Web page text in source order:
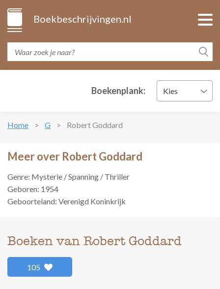
Boekbeschrijvingen.nl
Boekenplank: Kies
Home G Robert Goddard
Meer over Robert Goddard
Genre: Mysterie / Spanning / Thriller
Geboren: 1954
Geboorteland: Verenigd Koninkrijk
Boeken van Robert Goddard
105